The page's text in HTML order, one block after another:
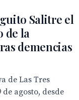
Salitre el
de la
demencias
de Las Tres
agosto, desde